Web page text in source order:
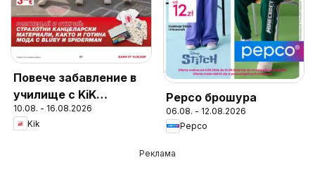
Повече забавление в
училище с KiK
предложения
10.08. - 16.08.2026
Kik
Pepco брошура
06.08. - 12.08.2026
Pepco
Реклама